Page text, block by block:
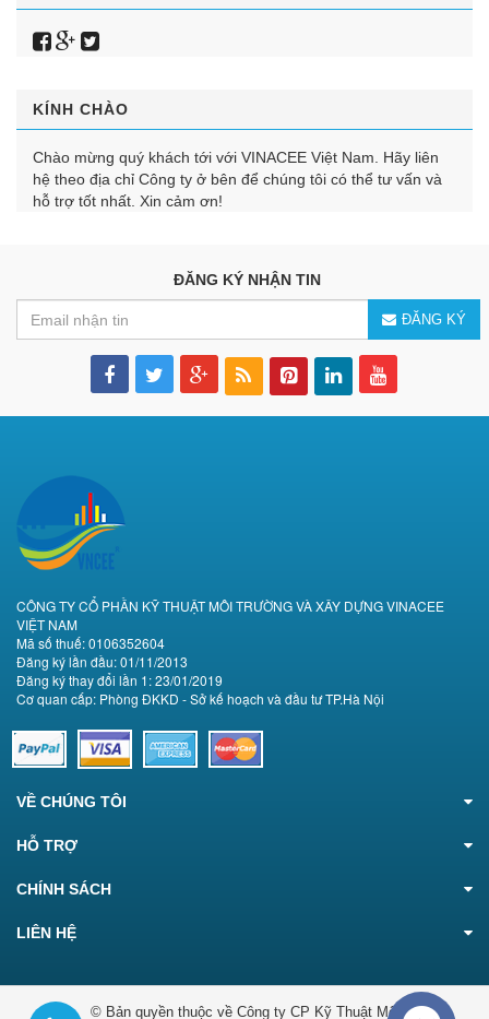
KÍNH CHÀO
Chào mừng quý khách tới với VINACEE Việt Nam. Hãy liên
hệ theo địa chỉ Công ty ở bên để chúng tôi có thể tư vấn và
hỗ trợ tốt nhất. Xin cảm ơn!
ĐĂNG KÝ NHẬN TIN
ĐĂNG KÝ
CÔNG TY CỔ PHẦN KỸ THUẬT MÔI TRƯỜNG VÀ XÂY DỰNG VINACEE
VIỆT NAM
Mã số thuế: 0106352604
Đăng ký lần đầu: 01/11/2013
Đăng ký thay đổi lần 1: 23/01/2019
Cơ quan cấp: Phòng ĐKKD - Sở kế hoạch và đầu tư TP.Hà Nội
VỀ CHÚNG TÔI
HỖ TRỢ
CHÍNH SÁCH
LIÊN HỆ
© Bản quyền thuộc về Công ty CP Kỹ Thuật Môi